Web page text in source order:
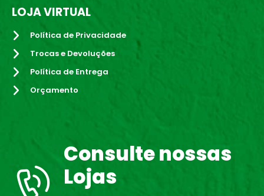
LOJA VIRTUAL
Política de Privacidade
Trocas e Devoluções
Política de Entrega
Orçamento
Consulte nossas
Lojas